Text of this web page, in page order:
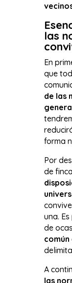
las
En
que
de las
forma
Por
de
una.
de
común
A
las